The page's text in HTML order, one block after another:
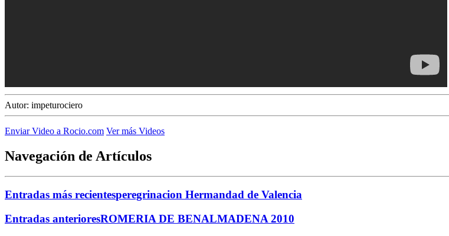
Autor: impeturociero
Enviar Video a Rocio.com Ver más Videos
Navegación de Artículos
Entradas más recientesperegrinacion Hermandad de Valencia
Entradas anterioresROMERIA DE BENALMADENA 2010